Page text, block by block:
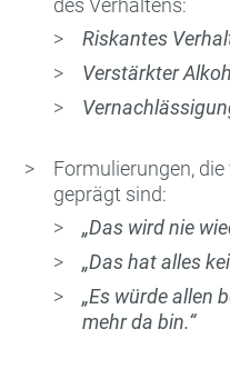
des Verhaltens:
Riskantes
Verstärkter
Formulierungen,
geprägt sind:
„Das wird nie
„Das hat alles
„Es würde allen
mehr da bin.“